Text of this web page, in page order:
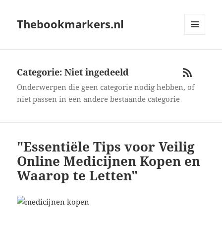
Thebookmarkers.nl
RSS
Categorie: Niet ingedeeld
Onderwerpen die geen categorie nodig hebben, of
niet passen in een andere bestaande categorie
"Essentiële Tips voor Veilig
Online Medicijnen Kopen en
Waarop te Letten"